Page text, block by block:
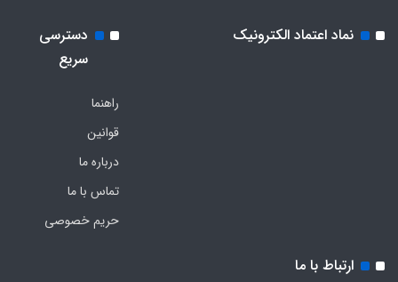
نماد اعتماد الکترونیک
دسترسی
سریع
راهنما
قوانین
درباره ما
تماس با ما
حریم خصوصی
ارتباط با ما